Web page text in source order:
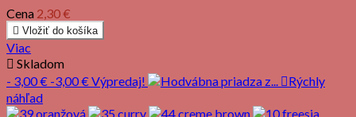
Cena 2,30 €
 Vložiť do košíka
Viac
 Skladom
- 3,00 € -3,00 €Výpredaj! Rýchly
náhľad